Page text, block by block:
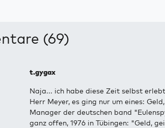
(69)
t.gygax
Naja... ich habe diese Zeit selbst
Herr Meyer, es ging nur um eines:
Manager der deutschen band
ganz offen, 1976 in Tübingen: "Geld,